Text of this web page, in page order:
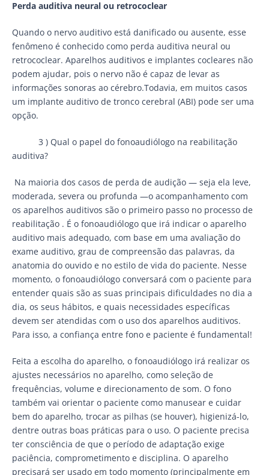
Perda auditiva neural ou retrococlear
Quando o nervo auditivo está danificado ou ausente, esse
fenômeno é conhecido como perda auditiva neural ou
retrococlear. Aparelhos auditivos e implantes cocleares não
podem ajudar, pois o nervo não é capaz de levar as
informações sonoras ao cérebro.Todavia, em muitos casos
um implante auditivo de tronco cerebral (ABI) pode ser uma
opção.
3 ) Qual o papel do fonoaudiólogo na reabilitação
auditiva?
Na maioria dos casos de perda de audição — seja ela leve,
moderada, severa ou profunda —o acompanhamento com
os aparelhos auditivos são o primeiro passo no processo de
reabilitação . É o fonoaudiólogo que irá indicar o aparelho
auditivo mais adequado, com base em uma avaliação do
exame auditivo, grau de compreensão das palavras, da
anatomia do ouvido e no estilo de vida do paciente. Nesse
momento, o fonoaudiólogo conversará com o paciente para
entender quais são as suas principais dificuldades no dia a
dia, os seus hábitos, e quais necessidades específicas
devem ser atendidas com o uso dos aparelhos auditivos.
Para isso, a confiança entre fono e paciente é fundamental!
Feita a escolha do aparelho, o fonoaudiólogo irá realizar os
ajustes necessários no aparelho, como seleção de
frequências, volume e direcionamento de som. O fono
também vai orientar o paciente como manusear e cuidar
bem do aparelho, trocar as pilhas (se houver), higienizá-lo,
dentre outras boas práticas para o uso. O paciente precisa
ter consciência de que o período de adaptação exige
paciência, comprometimento e disciplina. O aparelho
precisará ser usado em todo momento (principalmente em